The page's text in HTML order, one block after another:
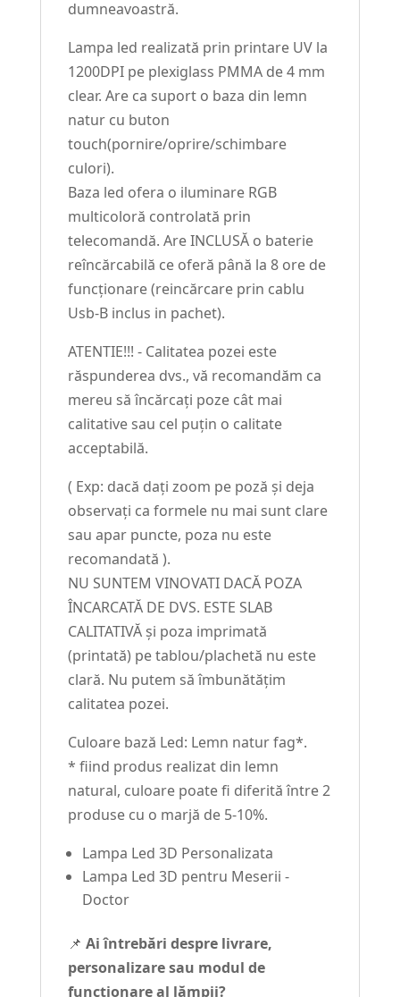
dumneavoastră.
Lampa led realizată prin printare UV la
1200DPI pe plexiglass PMMA de 4 mm
clear. Are ca suport o baza din lemn
natur cu buton
touch(pornire/oprire/schimbare
culori).
Baza led ofera o iluminare RGB
multicoloră controlată prin
telecomandă. Are INCLUSĂ o baterie
reîncărcabilă ce oferă până la 8 ore de
funcționare (reincărcare prin cablu
Usb-B inclus in pachet).
ATENTIE!!! - Calitatea pozei este
răspunderea dvs., vă recomandăm ca
mereu să încărcați poze cât mai
calitative sau cel puțin o calitate
acceptabilă.
( Exp: dacă dați zoom pe poză și deja
observați ca formele nu mai sunt clare
sau apar puncte, poza nu este
recomandată ).
NU SUNTEM VINOVATI DACĂ POZA
ÎNCARCATĂ DE DVS. ESTE SLAB
CALITATIVĂ și poza imprimată
(printată) pe tablou/plachetă nu este
clară. Nu putem să îmbunătățim
calitatea pozei.
Culoare bază Led: Lemn natur fag*.
* fiind produs realizat din lemn
natural, culoare poate fi diferită între 2
produse cu o marjă de 5-10%.
Lampa Led 3D Personalizata
Lampa Led 3D pentru Meserii -
Doctor
📌 Ai întrebări despre livrare,
personalizare sau modul de
funcționare al lămpii?